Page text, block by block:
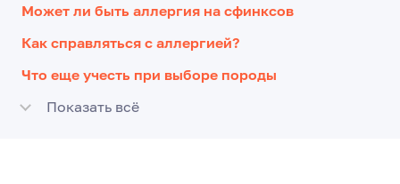
Может ли быть аллергия на сфинксов
Как справляться с аллергией?
Что еще учесть при выборе породы
Показать всё